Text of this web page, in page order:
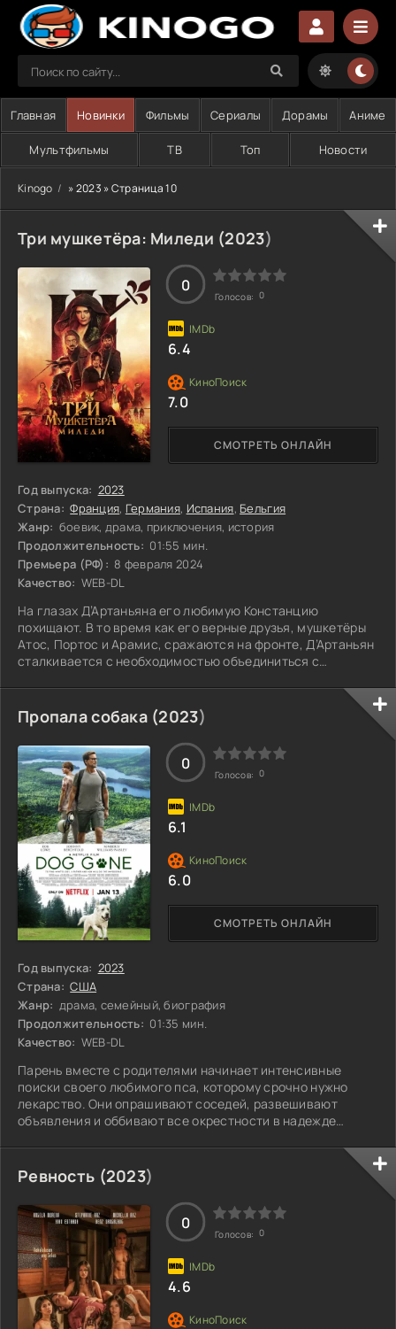
Главная Новинки Фильмы Сериалы Дорамы Аниме
Мультфильмы ТВ Топ Новости
Kinogo » 2023 » Страница 10
Три мушкетёра: Миледи (2023)
Год выпуска: 2023
Страна: Франция, Германия, Испания, Бельгия
Жанр: боевик, драма, приключения, история
Продолжительность: 01:55 мин.
Премьера (РФ): 8 февраля 2024
Качество: WEB-DL
На глазах Д’Артаньяна его любимую Констанцию
похищают. В то время как его верные друзья, мушкетёры
Атос, Портос и Арамис, сражаются на фронте, Д’Артаньян
сталкивается с необходимостью объединиться с
Однако мрачные тайны их прошлого могут подорвать не
только новые союзы, но и старую дружбу. Что же
произойдёт, когда правда всплывёт на поверхность?
СМОТРЕТЬ ОНЛАЙН
0
Голосов: 0
6.4
7.0
Пропала собака (2023)
Год выпуска: 2023
Страна: США
Жанр: драма, семейный, биография
Продолжительность: 01:35 мин.
Качество: WEB-DL
Парень вместе с родителями начинает интенсивные
поиски своего любимого пса, которому срочно нужно
лекарство. Они опрашивают соседей, развешивают
объявления и оббивают все окрестности в надежде
становится на вес золота, так как времени в обрез, а без
помощи они могут не успеть. Пройдя через множество
испытаний и сталкиваясь с разными персонажами, семья
всё больше осознаёт, насколько крепка их связь с
питомцем и как важны моменты, когда они могут вместе
СМОТРЕТЬ ОНЛАЙН
0
Голосов: 0
6.1
6.0
Ревность (2023)
0
Голосов: 0
4.6